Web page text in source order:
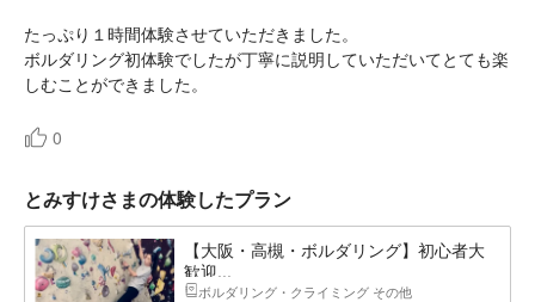
たっぷり１時間体験させていただきました。
ボルダリング初体験でしたが丁寧に説明していただいてとても楽
しむことができました。
0
とみすけさまの体験したプラン
【大阪・高槻・ボルダリング】初心者大
歓迎...
ボルダリング・クライミング その他